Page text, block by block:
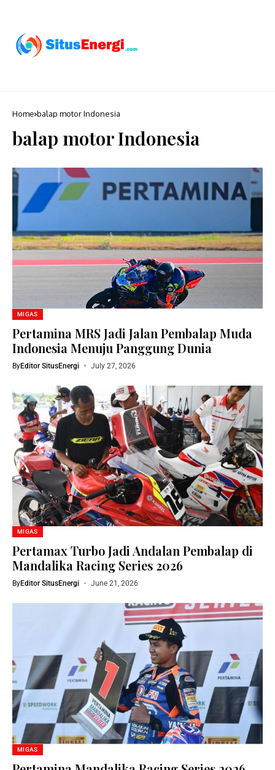
Home balap motor Indonesia
balap motor Indonesia
MIGAS
Pertamina MRS Jadi Jalan Pembalap Muda
Indonesia Menuju Panggung Dunia
ByEditor SitusEnergi July 27, 2026
MIGAS
Pertamax Turbo Jadi Andalan Pembalap di
Mandalika Racing Series 2026
ByEditor SitusEnergi June 21, 2026
MIGAS